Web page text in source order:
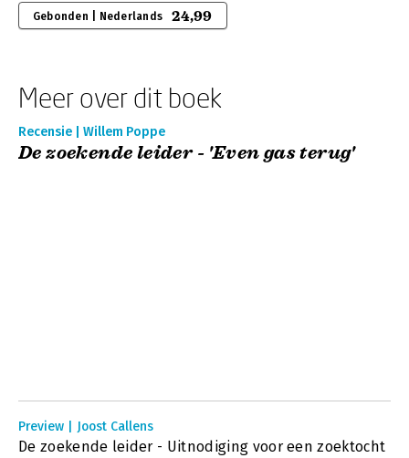
Gebonden | Nederlands 24,99
Meer over dit boek
Recensie | Willem Poppe
De zoekende leider - 'Even gas terug'
Preview | Joost Callens
De zoekende leider - Uitnodiging voor een zoektocht